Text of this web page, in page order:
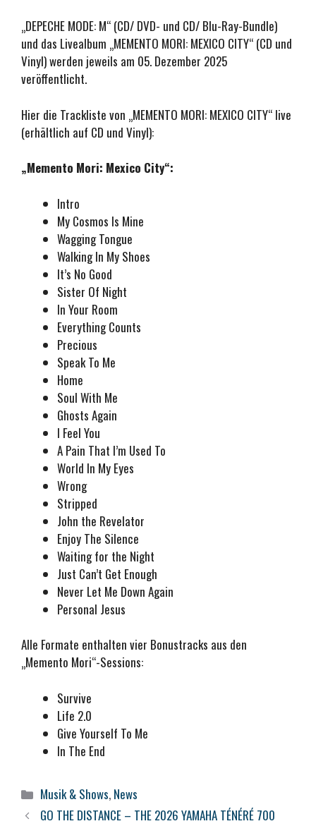
„DEPECHE MODE: M“ (CD/ DVD- und CD/ Blu-Ray-Bundle)
und das Livealbum „MEMENTO MORI: MEXICO CITY“ (CD und
Vinyl) werden jeweils am 05. Dezember 2025
veröffentlicht.
Hier die Trackliste von „MEMENTO MORI: MEXICO CITY“ live
(erhältlich auf CD und Vinyl):
„Memento Mori: Mexico City“:
Intro
My Cosmos Is Mine
Wagging Tongue
Walking In My Shoes
It’s No Good
Sister Of Night
In Your Room
Everything Counts
Precious
Speak To Me
Home
Soul With Me
Ghosts Again
I Feel You
A Pain That I’m Used To
World In My Eyes
Wrong
Stripped
John the Revelator
Enjoy The Silence
Waiting for the Night
Just Can’t Get Enough
Never Let Me Down Again
Personal Jesus
Alle Formate enthalten vier Bonustracks aus den
„Memento Mori“-Sessions:
Survive
Life 2.0
Give Yourself To Me
In The End
Kategorien
Musik & Shows, News
GO THE DISTANCE – THE 2026 YAMAHA TÉNÉRÉ 700